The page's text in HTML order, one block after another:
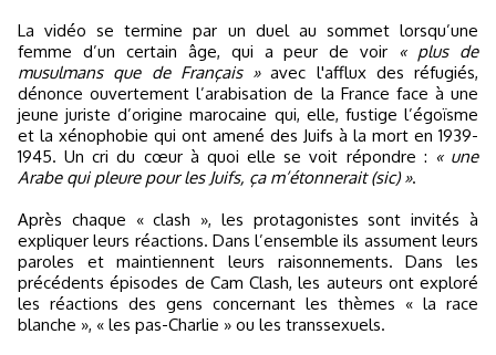
La vidéo se termine par un duel au sommet lorsqu’une
femme d’un certain âge, qui a peur de voir « plus de
musulmans que de Français »avec l'afflux des réfugiés,
dénonce ouvertement l’arabisation de la France face à une
jeune juriste d’origine marocaine qui, elle, fustige l’égoïsme
et la xénophobie qui ont amené des Juifs à la mort en 1939-
1945. Un cri du cœur à quoi elle se voit répondre : « une
Arabe qui pleure pour les Juifs, ça m’étonnerait (sic) ».
Après chaque « clash », les protagonistes sont invités à
expliquer leurs réactions. Dans l’ensemble ils assument leurs
paroles et maintiennent leurs raisonnements. Dans les
précédents épisodes de Cam Clash, les auteurs ont exploré
les réactions des gens concernant les thèmes « la race
blanche », « les pas-Charlie » ou les transsexuels.